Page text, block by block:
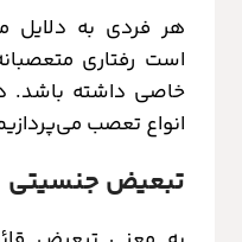
هر فردی به دلایل
است رفتاری
خاصی داشته باشد.
انواع تعصب
تبعیض جنسیتی